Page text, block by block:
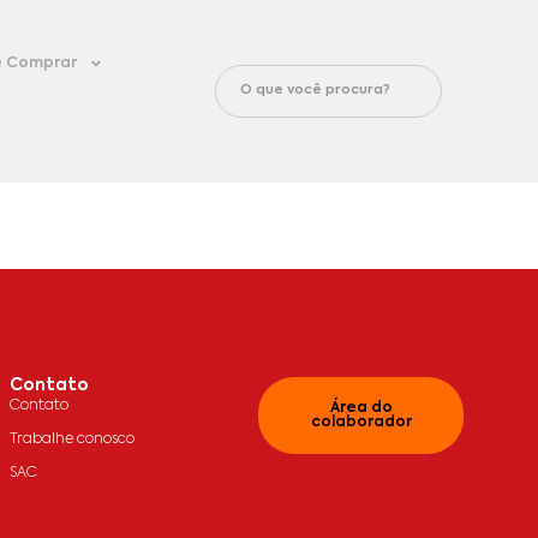
Comprar
Contato
Contato
Trabalhe conosco
SAC
Área do
colaborador